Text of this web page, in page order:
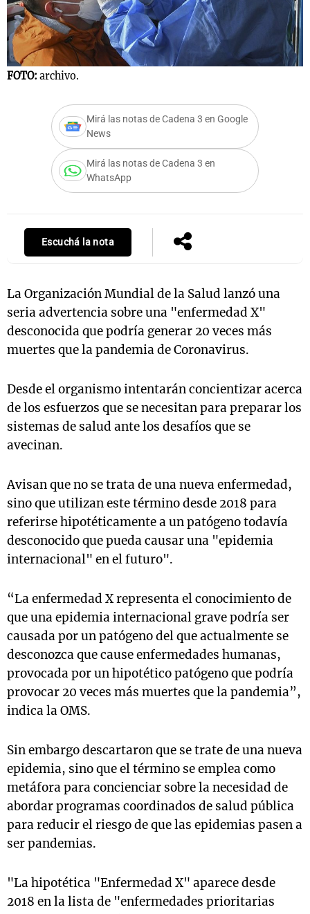
FOTO: archivo.
Mirá las notas de Cadena 3 en Google
News
Mirá las notas de Cadena 3 en
WhatsApp
Escuchá la nota
La Organización Mundial de la Salud lanzó una
seria advertencia sobre una "enfermedad X"
desconocida que podría generar 20 veces más
muertes que la pandemia de Coronavirus.
Desde el organismo intentarán concientizar acerca
de los esfuerzos que se necesitan para preparar los
sistemas de salud ante los desafíos que se
avecinan.
Avisan que no se trata de una nueva enfermedad,
sino que utilizan este término desde 2018 para
referirse hipotéticamente a un patógeno todavía
desconocido que pueda causar una "epidemia
internacional" en el futuro".
“La enfermedad X representa el conocimiento de
que una epidemia internacional grave podría ser
causada por un patógeno del que actualmente se
desconozca que cause enfermedades humanas,
provocada por un hipotético patógeno que podría
provocar 20 veces más muertes que la pandemia”,
indica la OMS.
Sin embargo descartaron que se trate de una nueva
epidemia, sino que el término se emplea como
metáfora para concienciar sobre la necesidad de
abordar programas coordinados de salud pública
para reducir el riesgo de que las epidemias pasen a
ser pandemias.
"La hipotética "Enfermedad X" aparece desde
2018 en la lista de "enfermedades prioritarias
Notas
Notas